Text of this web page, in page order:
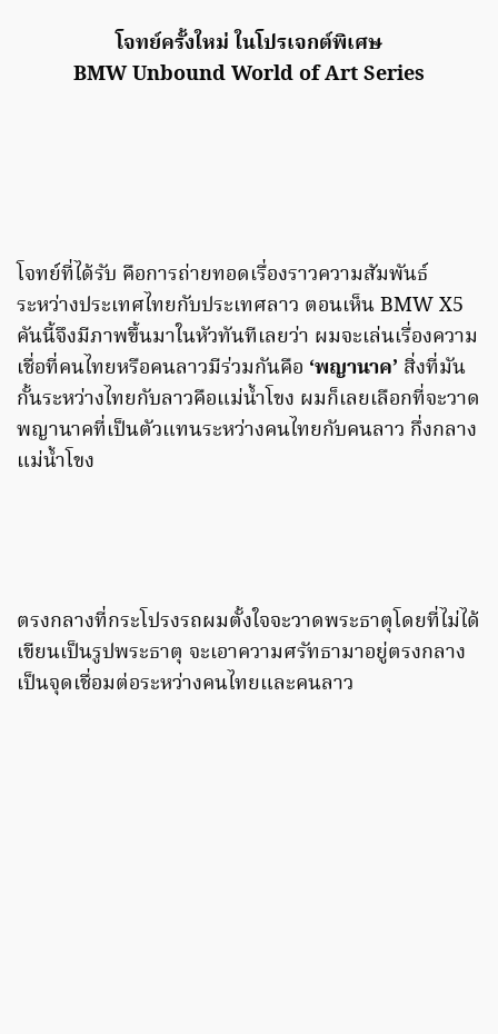
โจทย์ครั้งใหม่ ในโปรเจกต์พิเศษ
BMW Unbound World of Art Series
โจทย์ที่ได้รับ คือการถ่ายทอดเรื่องราวความสัมพันธ์
ระหว่างประเทศไทยกับประเทศลาว ตอนเห็น BMW X5
คันนี้จึงมีภาพขึ้นมาในหัวทันทีเลยว่า ผมจะเล่นเรื่องความ
เชื่อที่คนไทยหรือคนลาวมีร่วมกันคือ ‘พญานาค’ สิ่งที่มัน
กั้นระหว่างไทยกับลาวคือแม่น้ำโขง ผมก็เลยเลือกที่จะวาด
พญานาคที่เป็นตัวแทนระหว่างคนไทยกับคนลาว กึ่งกลาง
แม่น้ำโขง
ตรงกลางที่กระโปรงรถผมตั้งใจจะวาดพระธาตุโดยที่ไม่ได้
เขียนเป็นรูปพระธาตุ จะเอาความศรัทธามาอยู่ตรงกลาง
เป็นจุดเชื่อมต่อระหว่างคนไทยและคนลาว